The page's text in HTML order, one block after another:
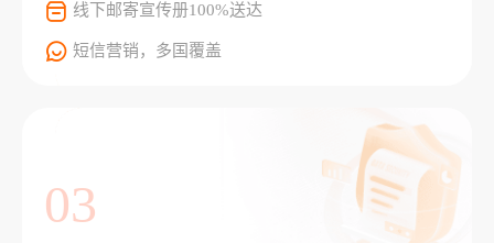
线下邮寄宣传册100%送达
短信营销，多国覆盖
03